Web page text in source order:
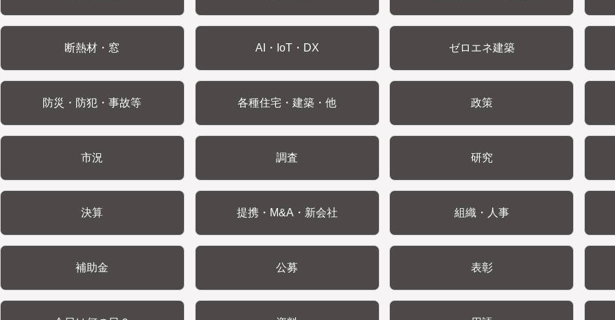
断熱材・窓 AI・IoT・DX ゼロエネ建築
防災・防犯・事故等 各種住宅・建築・他 政策
市況 調査 研究
決算 提携・M&A・新会社 組織・人事
補助金 公募 表彰